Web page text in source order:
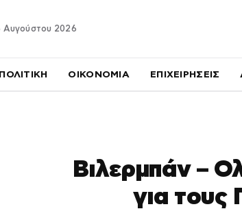
Αυγούστου 2026
ΠΟΛΙΤΙΚΗ ΟΙΚΟΝΟΜΙΑ ΕΠΙΧΕΙΡΗΣΕΙΣ
Βιλερμπάν –
για τους